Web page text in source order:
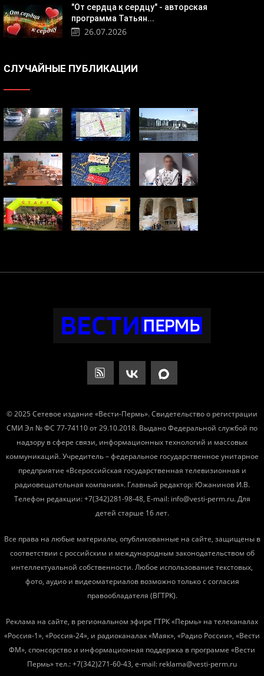
"От сердца к сердцу" - авторская
программа Татьян...
26.07.2026
СЛУЧАЙНЫЕ ПУБЛИКАЦИИ
© 2025 Сетевое издание «Вести-Пермь». Свидетельство о регистрации
СМИ Эл № ФС 77-74110 от 29.10.2018. Выдано Федеральной службой по
надзору в сфере связи, информационных технологий и массовых
коммуникаций. Учредитель – федеральное государственное унитарное
предприятие «Всероссийская государственная телевизионная и
радиовещательная компания». Главный редактор: Южанинов И.В.
Телефон редакции: +7(342)281-98-48, E-mail: info@vesti-perm.ru. Для
детей старше 16 лет.
Все права на любые материалы, опубликованные на сайте, защищены в
соответствии с российским и международным законодательством об
интеллектуальной собственности. Любое использование текстовых,
фото, аудио и видеоматериалов возможно только с согласия
правообладателя (ВГТРК).
Реклама на сайте, в региональном эфире ГТРК «Пермь» на телеканалах
«Россия-1», «Россия-24», и радиоканалах «Маяк», «Радио России», «Вести
ФМ», спонсорство и информационная поддержка в программе «Вести
Пермь» тел.: +7(342)271-60-43, e-mail: reklama@vesti-perm.ru